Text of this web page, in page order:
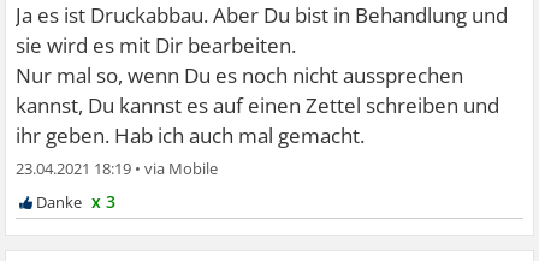
Ja es ist Druckabbau. Aber Du bist in Behandlung und
sie wird es mit Dir bearbeiten.
Nur mal so, wenn Du es noch nicht aussprechen
kannst, Du kannst es auf einen Zettel schreiben und
ihr geben. Hab ich auch mal gemacht.
23.04.2021 18:19 •
x 3